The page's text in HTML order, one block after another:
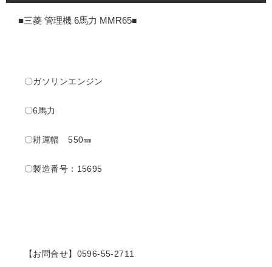
■三菱 管理機 6馬力 MMR65■
〇ガソリンエンジン
〇6馬力
〇耕運幅 550㎜
〇製造番号：15695
【お問合せ】0596-55-2711